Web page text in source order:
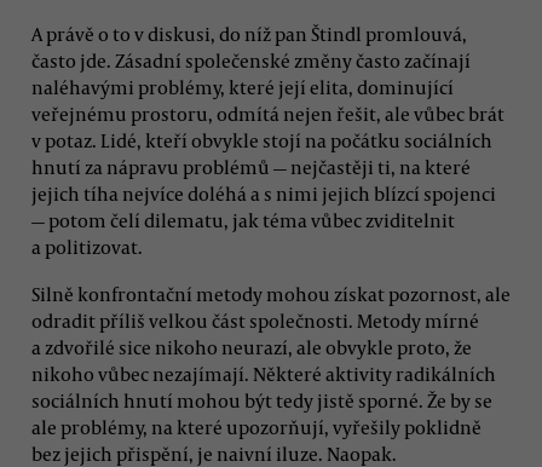
A právě o to v diskusi, do níž pan Štindl promlouvá,
často jde. Zásadní společenské změny často začínají
naléhavými problémy, které její elita, dominující
veřejnému prostoru, odmítá nejen řešit, ale vůbec brát
v potaz. Lidé, kteří obvykle stojí na počátku sociálních
hnutí za nápravu problémů — nejčastěji ti, na které
jejich tíha nejvíce doléhá a s nimi jejich blízcí spojenci
— potom čelí dilematu, jak téma vůbec zviditelnit
a politizovat.
Silně konfrontační metody mohou získat pozornost, ale
odradit příliš velkou část společnosti. Metody mírné
a zdvořilé sice nikoho neurazí, ale obvykle proto, že
nikoho vůbec nezajímají. Některé aktivity radikálních
sociálních hnutí mohou být tedy jistě sporné. Že by se
ale problémy, na které upozorňují, vyřešily poklidně
bez jejich přispění, je naivní iluze. Naopak.